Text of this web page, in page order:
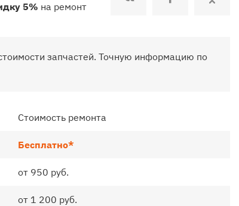
5% на ремонт
запчастей. Точную информацию по
Стоимость ремонта
Бесплатно*
от 950 руб.
от 1 200 руб.